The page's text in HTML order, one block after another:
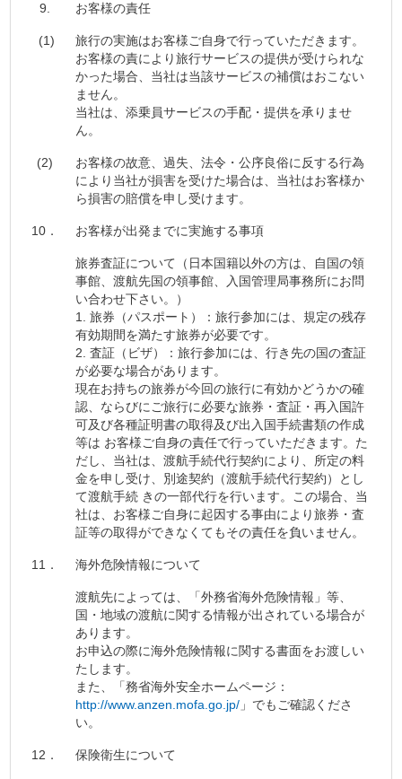
9. お客様の責任
(1)
旅行の実施はお客様ご自身で行っていただきます。
お客様の責により旅行サービスの提供が受けられな
かった場合、当社は当該サービスの補償はおこない
ません。
当社は、添乗員サービスの手配・提供を承りませ
ん。
(2)
お客様の故意、過失、法令・公序良俗に反する行為
により当社が損害を受けた場合は、当社はお客様か
ら損害の賠償を申し受けます。
10． お客様が出発までに実施する事項
旅券査証について（日本国籍以外の方は、自国の領
事館、渡航先国の領事館、入国管理局事務所にお問
い合わせ下さい。）
1. 旅券（パスポート）：旅行参加には、規定の残存
有効期間を満たす旅券が必要です。
2. 査証（ビザ）：旅行参加には、行き先の国の査証
が必要な場合があります。
現在お持ちの旅券が今回の旅行に有効かどうかの確
認、ならびにご旅行に必要な旅券・査証・再入国許
可及び各種証明書の取得及び出入国手続書類の作成
等は お客様ご自身の責任で行っていただきます。た
だし、当社は、渡航手続代行契約により、所定の料
金を申し受け、別途契約（渡航手続代行契約）とし
て渡航手続 きの一部代行を行います。この場合、当
社は、お客様ご自身に起因する事由により旅券・査
証等の取得ができなくてもその責任を負いません。
11． 海外危険情報について
渡航先によっては、「外務省海外危険情報」等、
国・地域の渡航に関する情報が出されている場合が
あります。
お申込の際に海外危険情報に関する書面をお渡しい
たします。
また、「務省海外安全ホームページ：
http://www.anzen.mofa.go.jp/ 」でもご確認くださ
い。
12． 保険衛生について